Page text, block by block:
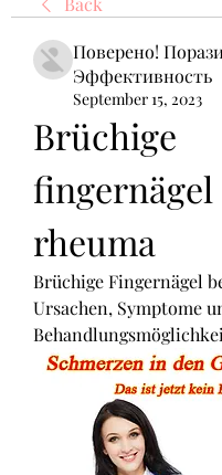
Поверено!
Эффективность
September 15, 2023
Brüchige
fingernägel
rheuma
Brüchige Fingernägel
Ursachen, Symptome